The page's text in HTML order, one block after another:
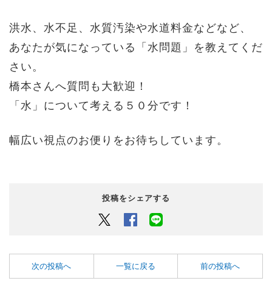
洪水、水不足、水質汚染や水道料金などなど、
あなたが気になっている「水問題」を教えてくだ
さい。
橋本さんへ質問も大歓迎！
「水」について考える５０分です！
幅広い視点のお便りをお待ちしています。
投稿をシェアする
Twitter Facebook
次の投稿へ 一覧に戻る 前の投稿へ